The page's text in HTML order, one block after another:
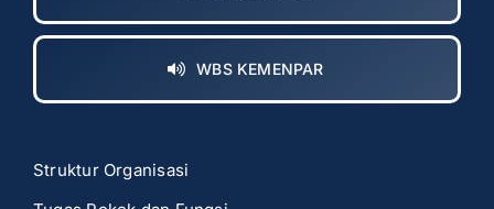
WBS KEMENPAR
Struktur Organisasi